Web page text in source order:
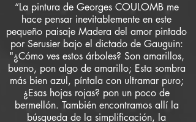
“La pintura de Georges COULOMB me
hace pensar inevitablemente en este
pequeño paisaje Madera del amor pintado
por Serusier bajo el dictado de Gauguin:
"¿Cómo ves estos árboles? Son amarillos,
bueno, pon algo de amarillo; Esta sombra
más bien azul, píntala con ultramar puro;
¿Esas hojas rojas? pon un poco de
bermellón. También encontramos allí la
búsqueda de la simplificación, la